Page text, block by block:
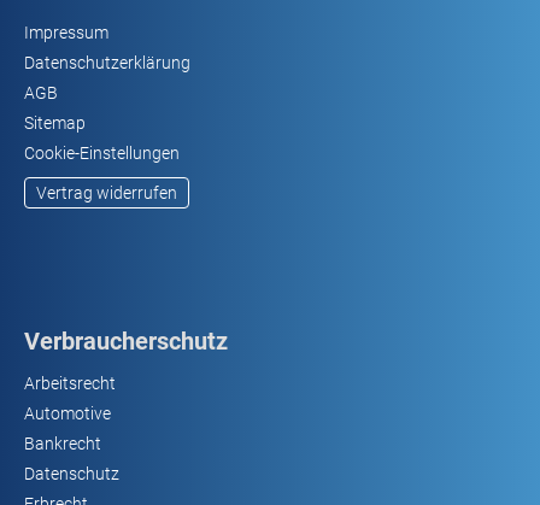
Impressum
Datenschutzerklärung
AGB
Sitemap
Cookie-Einstellungen
Vertrag widerrufen
Verbraucherschutz
Arbeitsrecht
Automotive
Bankrecht
Datenschutz